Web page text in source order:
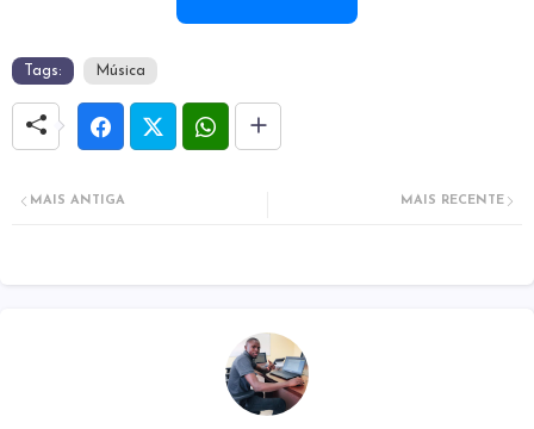
Tags: Música
MAIS RECENTE
MAIS ANTIGA